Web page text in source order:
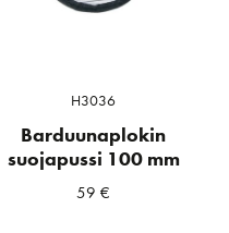
H3036
Barduunaplokin
suojapussi 100 mm
59€